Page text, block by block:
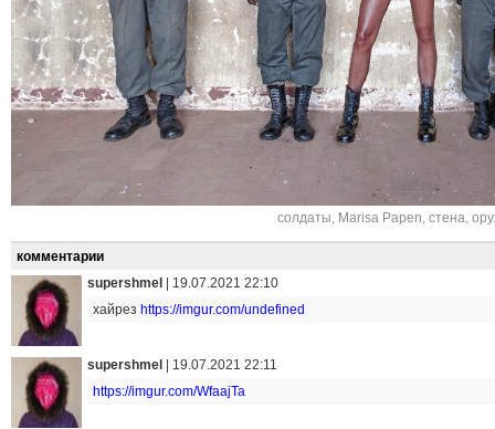
солдаты, Marisa Papen, стена,
комментарии
supershmel
19.07.2021 22:10
хайрез https://imgur.com/undefined
supershmel
19.07.2021 22:11
https://imgur.com/WfaajTa